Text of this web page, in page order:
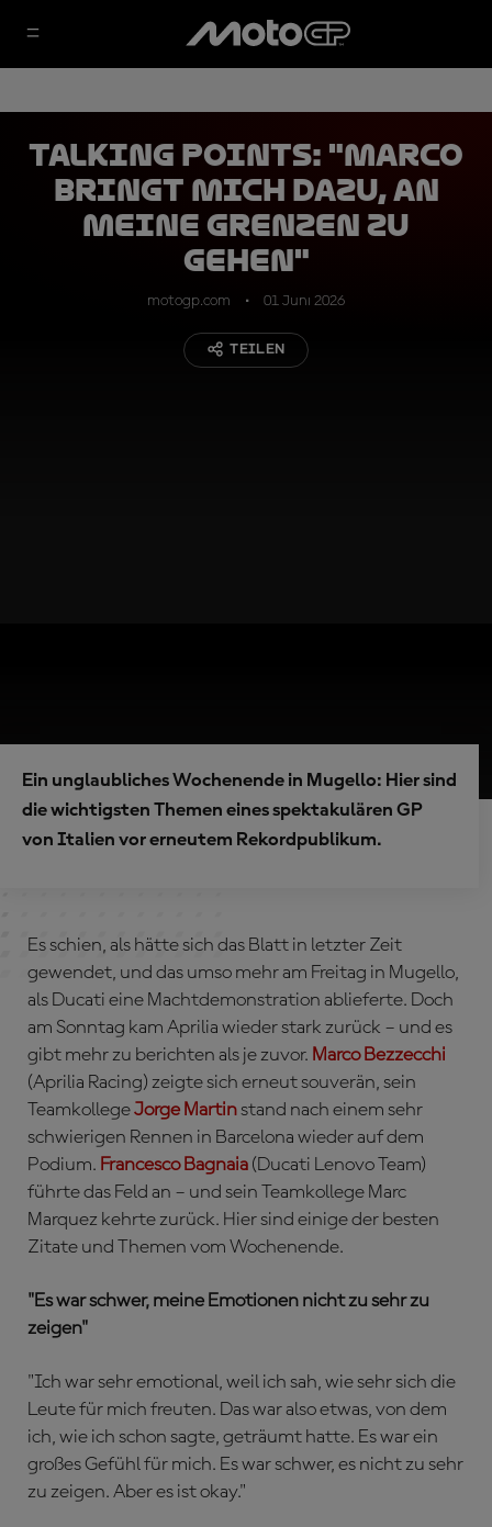
TALKING POINTS: "Marco
bringt mich dazu, an
meine Grenzen zu
gehen"
motogp.com 01 Juni 2026
TEILEN
Ein unglaubliches Wochenende in Mugello: Hier sind
die wichtigsten Themen eines spektakulären GP
von Italien vor erneutem Rekordpublikum.
Es schien, als hätte sich das Blatt in letzter Zeit
gewendet, und das umso mehr am Freitag in Mugello,
als Ducati eine Machtdemonstration ablieferte. Doch
am Sonntag kam Aprilia wieder stark zurück – und es
gibt mehr zu berichten als je zuvor. Marco Bezzecchi
(Aprilia Racing) zeigte sich erneut souverän, sein
TeamkollegeJorge Martinstand nach einem sehr
schwierigen Rennen in Barcelona wieder auf dem
Podium. Francesco Bagnaia (Ducati Lenovo Team)
führte das Feld an – und sein Teamkollege Marc
Marquez kehrte zurück. Hier sind einige der besten
Zitate und Themen vom Wochenende.
"Es war schwer, meine Emotionen nicht zu sehr zu
zeigen"
"Ich war sehr emotional, weil ich sah, wie sehr sich die
Leute für mich freuten. Das war also etwas, von dem
ich, wie ich schon sagte, geträumt hatte. Es war ein
großes Gefühl für mich. Es war schwer, es nicht zu sehr
zu zeigen. Aber es ist okay."